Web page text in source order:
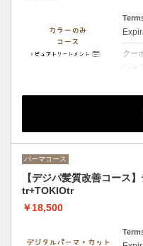
クー
シ
格
因
ラー
パーマコース
【デジパ髪質改善コース
tr+TOKIOtr
￥18,500